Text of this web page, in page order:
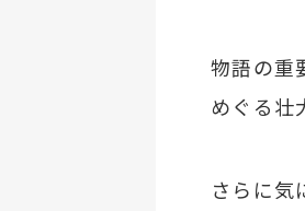
物語の重
めぐる壮
さらに気